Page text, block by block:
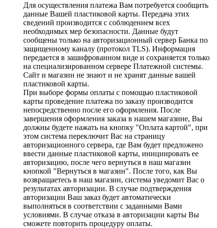
Для осуществления платежа Вам потребуется сообщить
данные Вашей пластиковой карты. Передача этих
сведений производится с соблюдением всех
необходимых мер безопасности. Данные будут
сообщены только на авторизационный сервер Банка по
защищенному каналу (протокол TLS). Информация
передается в зашифрованном виде и сохраняется только
на специализированном сервере Платежной системы.
Сайт и магазин не знают и не хранят данные вашей
пластиковой карты.
При выборе формы оплаты с помощью пластиковой
карты проведение платежа по заказу производится
непосредственно после его оформления. После
завершения оформления заказа в нашем магазине, Вы
должны будете нажать на кнопку "Оплата картой", при
этом система переключит Вас на страницу
авторизационного сервера, где Вам будет предложено
ввести данные пластиковой карты, инициировать ее
авторизацию, после чего вернуться в наш магазин
кнопкой "Вернуться в магазин". После того, как Вы
возвращаетесь в наш магазин, система уведомит Вас о
результатах авторизации. В случае подтверждения
авторизации Ваш заказ будет автоматически
выполняться в соответствии с заданными Вами
условиями. В случае отказа в авторизации карты Вы
сможете повторить процедуру оплаты.